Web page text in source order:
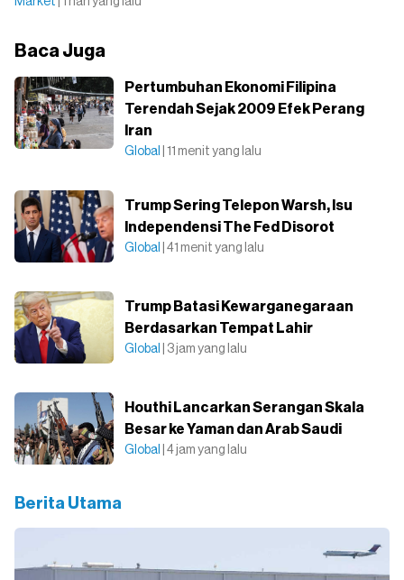
Baca Juga
Pertumbuhan Ekonomi Filipina
Terendah Sejak 2009 Efek Perang
Iran
Global | 11 menit yang lalu
Trump Sering Telepon Warsh, Isu
Independensi The Fed Disorot
Global | 41 menit yang lalu
Trump Batasi Kewarganegaraan
Berdasarkan Tempat Lahir
Global | 3 jam yang lalu
Houthi Lancarkan Serangan Skala
Besar ke Yaman dan Arab Saudi
Global | 4 jam yang lalu
Berita Utama